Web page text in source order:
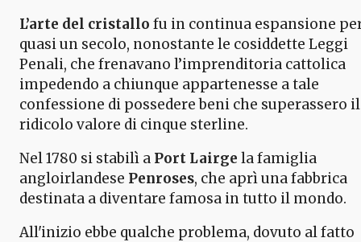
L’arte del cristallo fu in continua espansione
quasi un secolo, nonostante le cosiddette Leggi
Penali, che frenavano l’imprenditoria cattolica
impedendo a chiunque appartenesse a tale
confessione di possedere beni che superassero il
ridicolo valore di cinque sterline.
Nel 1780 si stabilì a Port Lairge la famiglia
angloirlandese Penroses, che aprì una fabbrica
destinata a diventare famosa in tutto il mondo.
All'inizio ebbe qualche problema, dovuto al fatto